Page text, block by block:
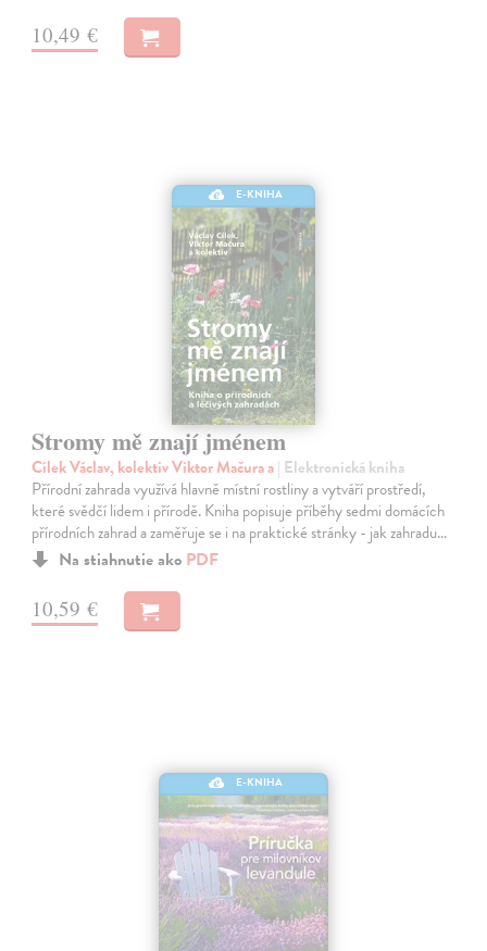
10,49 €
E-KNIHA
Stromy mě znají jménem
Cílek Václav, kolektiv Viktor Mačura a| Elektronická kniha
Přírodní zahrada využívá hlavně místní rostliny a vytváří prostředí,
které svědčí lidem i přírodě. Kniha popisuje příběhy sedmi domácích
přírodních zahrad a zaměřuje se i na praktické stránky - jak zahradu…
Na stiahnutie ako PDF
10,59 €
E-KNIHA